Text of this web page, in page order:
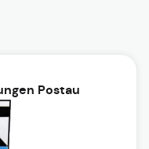
Postau